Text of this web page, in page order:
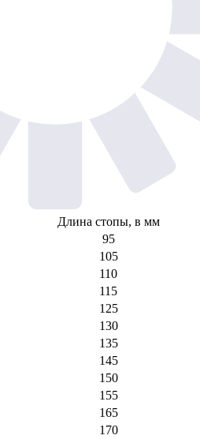
Длина стопы, в мм
95
105
110
115
125
130
135
145
150
155
165
170